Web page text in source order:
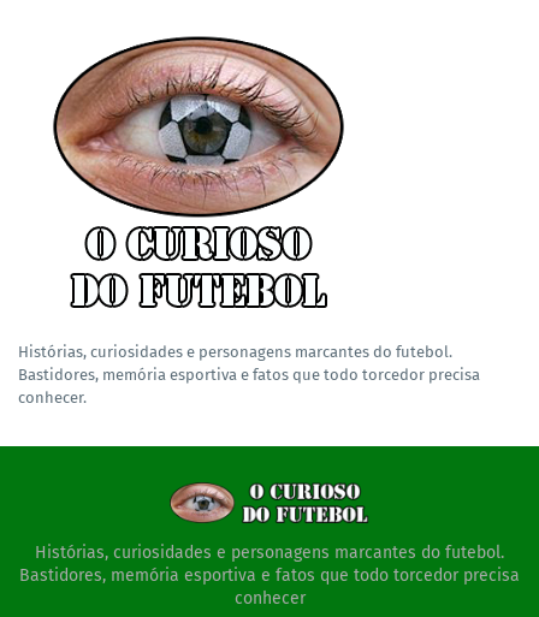
Histórias, curiosidades e personagens marcantes do futebol.
Bastidores, memória esportiva e fatos que todo torcedor precisa
conhecer.
Histórias, curiosidades e personagens marcantes do futebol.
Bastidores, memória esportiva e fatos que todo torcedor precisa
conhecer